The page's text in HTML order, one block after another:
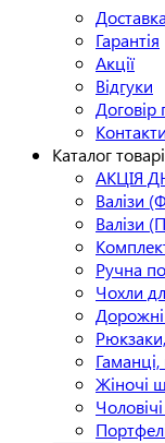
Гарантія
Акції
Відгуки
Договір
Контакти
Каталог
АКЦІЯ
Валізи
Валізи
Ручна
Чохли
Жіночі